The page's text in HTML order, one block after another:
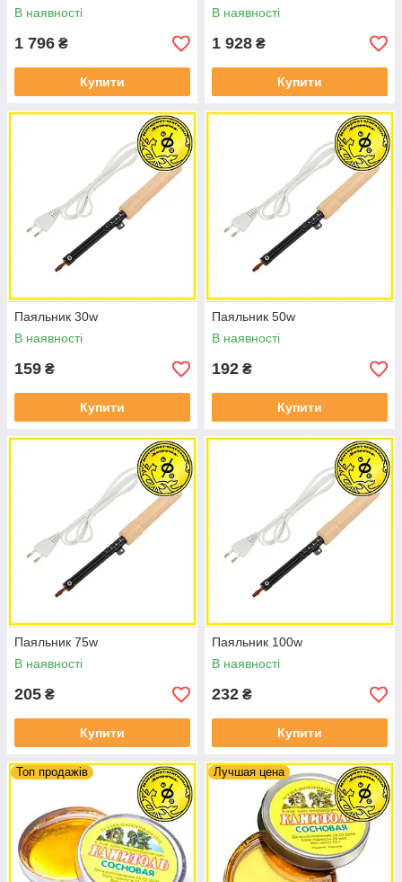
В наявності
1 796 ₴
Купити
В наявності
1 928 ₴
Купити
Паяльник 30w
В наявності
159 ₴
Купити
Паяльник 50w
В наявності
192 ₴
Купити
Паяльник 75w
В наявності
205 ₴
Купити
Паяльник 100w
В наявності
232 ₴
Купити
Топ продажів Лучшая цена